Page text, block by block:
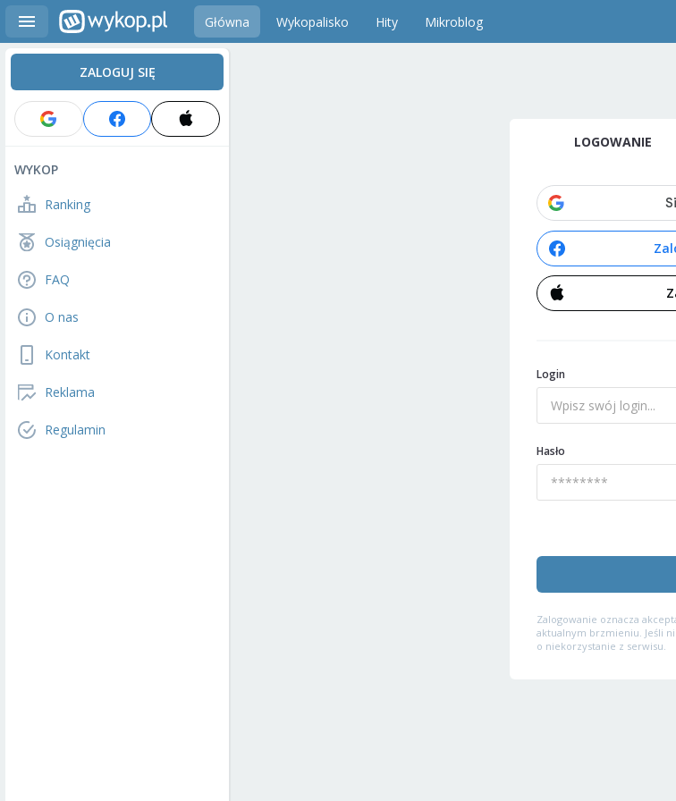
Główna Wykopalisko Hity Mikroblog
ZALOGUJ SIĘ
WYKOP
Ranking
Osiągnięcia
FAQ
O nas
Kontakt
Reklama
Regulamin
LOGOWANIE
Login
Hasło
Zalogowanie oznacza
aktualnym brzmieniu. Jeśli
o niekorzystanie z serwisu.